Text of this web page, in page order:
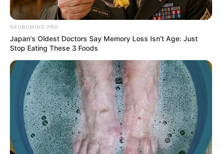
H Θύρα 13 πήρε θέση μέσα από τα social media
και ζήτησε να διεξαχθεί το συγκεκριμένο ματς
ΤΕΛΙΚΟΣ ΚΥΠΕΛΛΟΥστην έδρα των
NEUROMIND PRO
Japan's Oldest Doctors Say Memory Loss Isn't Age: Just
Stop Eating These 3 Foods